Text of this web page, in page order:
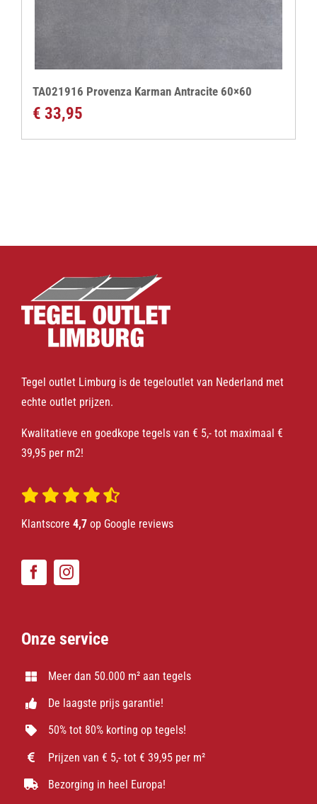
TA021916 Provenza Karman Antracite 60×60
€ 33,95
Tegel outlet Limburg is de tegeloutlet van Nederland met
echte outlet prijzen.
Kwalitatieve en goedkope tegels van € 5,- tot maximaal €
39,95 per m2!
Klantscore 4,7op Google reviews
Onze service
Meer dan 50.000 m² aan tegels
De laagste prijs garantie!
50% tot 80% korting op tegels!
Prijzen van € 5,- tot € 39,95 per m²
Bezorging in heel Europa!